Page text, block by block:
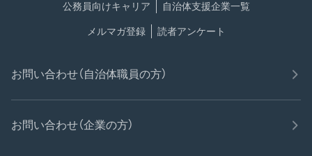
公務員向けキャリア 自治体支援企業一覧
メルマガ登録 読者アンケート
お問い合わせ（自治体職員の方）
お問い合わせ（企業の方）